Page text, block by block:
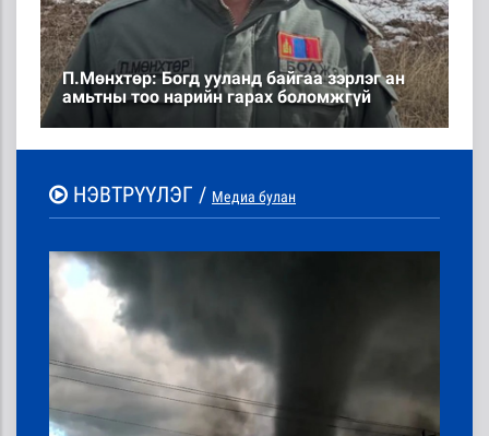
П.Мөнхтөр: Богд ууланд байгаа зэрлэг ан
амьтны тоо нарийн гарах боломжгүй
НЭВТРҮҮЛЭГ / Медиа булан